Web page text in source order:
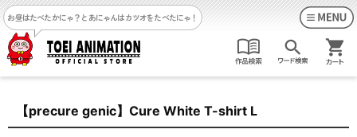
お昼はたべたかにゃ？ とあにゃんはカツオをたべたにゃ！
【precure genic】Cure White T-shirt L